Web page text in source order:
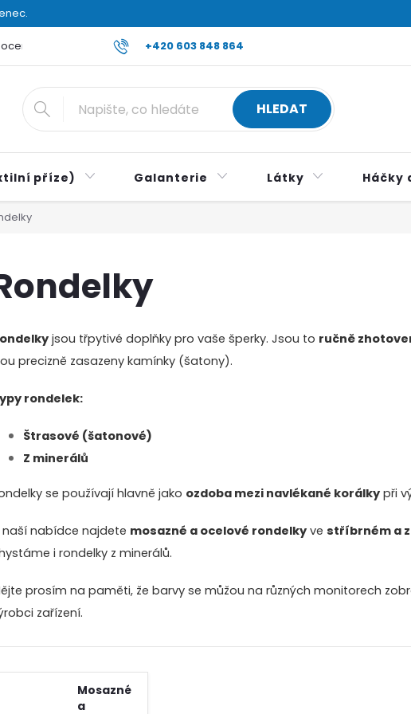
+420 603 848 864
obchodu Reklamace a vrácení zboží Všeobecné obchodní
HLEDAT
příze) Galanterie Látky Háčky
jsou třpytivé doplňky pro vaše šperky. Jsou to ručně
precizně zasazeny kamínky (šatony).
rondelek:
Štrasové (šatonové)
Z minerálů
se používají hlavně jako ozdoba mezi navlékané korálky při
naší nabídce najdete mosazné a ocelové rondelky ve stříbrném a
i rondelky z minerálů.
prosím na paměti, že barvy se můžou na různých monitorech
zařízení.
Mosazné
a